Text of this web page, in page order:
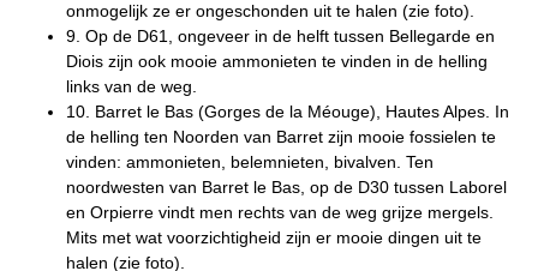
onmogelijk ze er ongeschonden uit te halen (zie foto).
9. Op de D61, ongeveer in de helft tussen Bellegarde en
Diois zijn ook mooie ammonieten te vinden in de helling
links van de weg.
10. Barret le Bas (Gorges de la Méouge), Hautes Alpes. In
de helling ten Noorden van Barret zijn mooie fossielen te
vinden: ammonieten, belemnieten, bivalven. Ten
noordwesten van Barret le Bas, op de D30 tussen Laborel
en Orpierre vindt men rechts van de weg grijze mergels.
Mits met wat voorzichtigheid zijn er mooie dingen uit te
halen (zie foto).